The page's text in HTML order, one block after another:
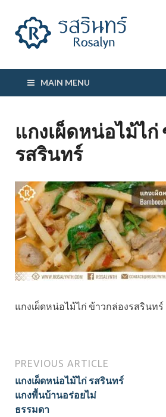
MAIN MENU
แกงเผ็ดหน่อไม้ไก่
รสรินทร์
แกงเผ็ดหน่อไม้ไก่ ข้าวกล่องรสรินทร์
PREVIOUS ARTICLE
แกงเผ็ดหน่อไม้ไก่ รสรินทร์
แกงพื้นบ้านอร่อยไม่
ธรรมดา